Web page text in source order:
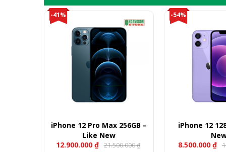
-41%
iPhone 12 Pro Max 256GB –
Like New
12.900.000 ₫ 21.500.000₫
-54%
iPhone 12
8.500.000 ₫